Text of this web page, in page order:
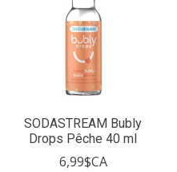
SODASTREAM Bubly
Drops Pêche 40 ml
6,99$CA